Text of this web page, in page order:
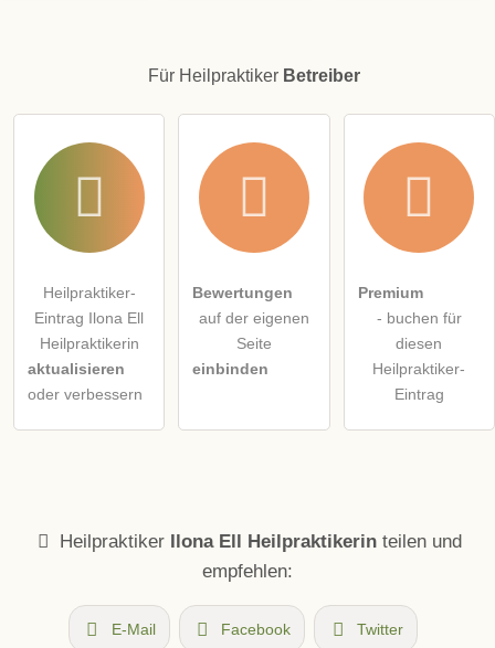
Für Heilpraktiker Betreiber
Heilpraktiker-
Eintrag Ilona Ell
Heilpraktikerin
aktualisieren
oder verbessern
Bewertungen
auf der eigenen
Seite
einbinden
Premium
- buchen für
diesen
Heilpraktiker-
Eintrag
Heilpraktiker Ilona Ell Heilpraktikerinteilen und
empfehlen:
E-Mail Facebook Twitter